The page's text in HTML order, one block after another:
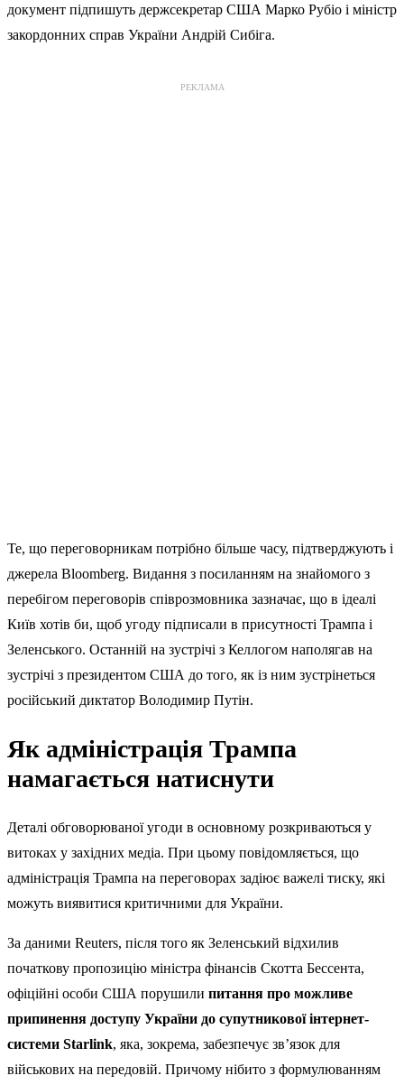
документ підпишуть держсекретар США Марко Рубіо і міністр
закордонних справ України Андрій Сибіга.
РЕКЛАМА
Те, що переговорникам потрібно більше часу, підтверджують і
джерела Bloomberg. Видання з посиланням на знайомого з
перебігом переговорів співрозмовника зазначає, що в ідеалі
Київ хотів би, щоб угоду підписали в присутності Трампа і
Зеленського. Останній на зустрічі з Келлогом наполягав на
зустрічі з президентом США до того, як із ним зустрінеться
російський диктатор Володимир Путін.
Як адміністрація Трампа
намагається натиснути
Деталі обговорюваної угоди в основному розкриваються у
витоках у західних медіа. При цьому повідомляється, що
адміністрація Трампа на переговорах задіює важелі тиску, які
можуть виявитися критичними для України.
За даними Reuters, після того як Зеленський відхилив
початкову пропозицію міністра фінансів Скотта Бессента,
офіційні особи США порушили питання про можливе
припинення доступу України до супутникової інтернет-
системи Starlink, яка, зокрема, забезпечує зв’язок для
військових на передовій. Причому нібито з формулюванням